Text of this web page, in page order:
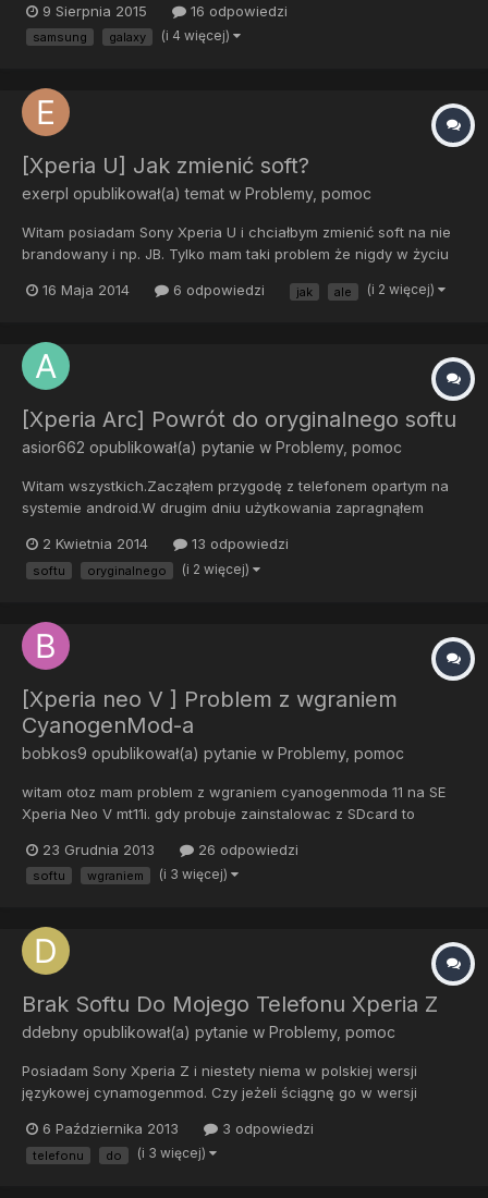
gwarancji postanowiłem, że w końcu wyrzucę system z
beznadziejną nakładką od Play a potem przerzucę się na coś
9 Sierpnia 2015 16 odpowiedzi
samsung galaxy (i 4 więcej)
[Xperia U] Jak zmienić soft?
exerpl opublikował(a) temat w Problemy, pomoc
Witam posiadam Sony Xperia U i chciałbym zmienić soft na nie
brandowany i np. JB. Tylko mam taki problem że nigdy w życiu
Czy mógłby ktoś poinstruować mnie krok po kroku jak to zrobić?
16 Maja 2014 6 odpowiedzi jak ale (i 2 więcej)
[Xperia Arc] Powrót do oryginalnego softu
asior662 opublikował(a) pytanie w Problemy, pomoc
Witam wszystkich.Zacząłem przygodę z telefonem opartym na
systemie android.W drugim dniu użytkowania zapragnąłem
modowany cm-10-20131006-NIGHTLY-anzu.zip. . I tu zaczęły się
schody.Za bardzo się pospieszyłem i nie doczytałem,że tracę
2 Kwietnia 2014 13 odpowiedzi
softu oryginalnego (i 2 więcej)
[Xperia neo V ] Problem z wgraniem
CyanogenMod-a
bobkos9 opublikował(a) pytanie w Problemy, pomoc
witam otoz mam problem z wgraniem cyanogenmoda 11 na SE
Xperia Neo V mt11i. gdy probuje zainstalowac z SDcard to
23 Grudnia 2013
26 odpowiedzi
softu wgraniem (i 3 więcej)
Brak Softu Do Mojego Telefonu Xperia Z
ddebny opublikował(a) pytanie w Problemy, pomoc
Posiadam Sony Xperia Z i niestety niema w polskiej wersji
językowej cynamogenmod. Czy jeżeli ściągnę go w wersji
Czy niebędzie problemu z konfiguracją polskiej sieci?
6 Października 2013 3 odpowiedzi
telefonu do (i 3 więcej)